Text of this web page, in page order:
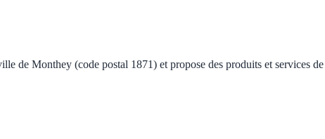
de Monthey (code postal 1871) et propose des produits et services